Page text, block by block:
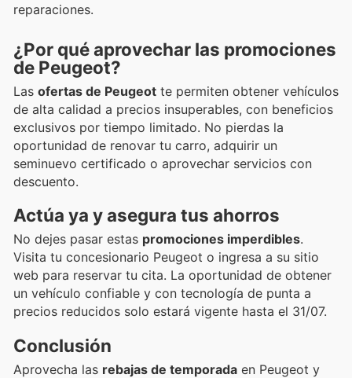
reparaciones.
¿Por qué aprovechar las promociones
de Peugeot?
Las ofertas de Peugeot te permiten obtener vehículos
de alta calidad a precios insuperables, con beneficios
exclusivos por tiempo limitado. No pierdas la
oportunidad de renovar tu carro, adquirir un
seminuevo certificado o aprovechar servicios con
descuento.
Actúa ya y asegura tus ahorros
No dejes pasar estas promociones imperdibles.
Visita tu concesionario Peugeot o ingresa a su sitio
web para reservar tu cita. La oportunidad de obtener
un vehículo confiable y con tecnología de punta a
precios reducidos solo estará vigente hasta el 31/07.
Conclusión
Aprovecha las rebajas de temporada en Peugeot y